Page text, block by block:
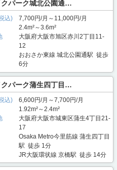
クパーク城北公園通…
込)
7,700円/月～11,000円/月
2.4m²～3.6m²
大阪府大阪市旭区赤川2丁目11-
12
おおさか東線 城北公園通駅 徒歩
6分
クパーク蒲生四丁目…
込)
6,600円/月～7,700円/月
1.92m²～2.4m²
大阪府大阪市城東区蒲生4丁目21-
17
Osaka Metro今里筋線 蒲生四丁目
駅 徒歩 1分
JR大阪環状線 京橋駅 徒歩 14分